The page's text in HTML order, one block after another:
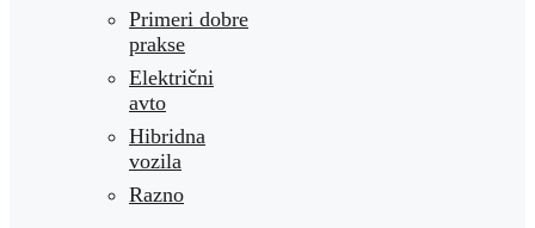
Primeri dobre
prakse
Električni
avto
Hibridna
vozila
Razno